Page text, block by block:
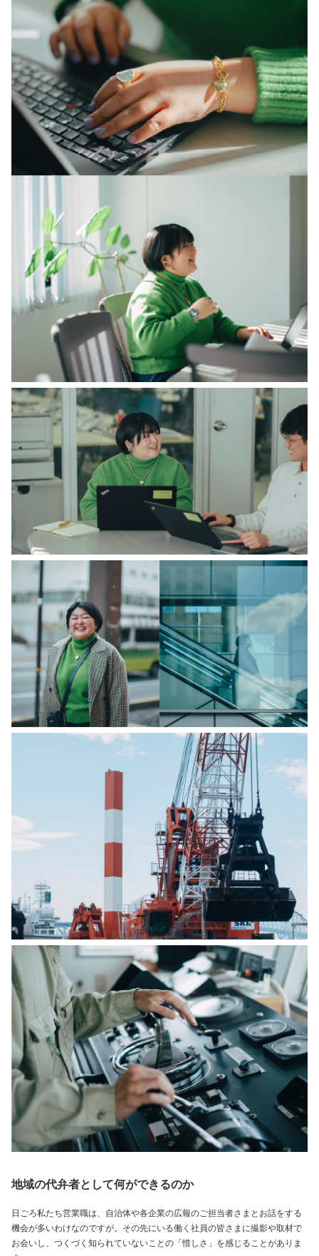
地域の代弁者として何ができるのか
日ごろ私たち営業職は、自治体や各企業の広報のご担当者さまとお話をする
機会が多いわけなのですが。その先にいる働く社員の皆さまに撮影や取材で
お会いし、つくづく知られていないことの「惜しさ」を感じることがありま